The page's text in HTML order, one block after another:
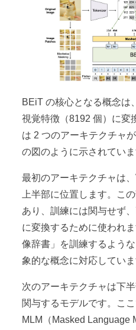
BEiT の核心となる概念は
視覚特徴（8192 個）に変
は 2 つのアーキテクチャ
の図のように示されていま
最初のアーキテクチャは
上半部に位置します。こ
あり、訓練には関与せず
に変換するために使われ
像辞書」を訓練するよう
象的な概念に対応していま
次のアーキテクチャは下
関与するモデルです。こ
MLM（Masked Language